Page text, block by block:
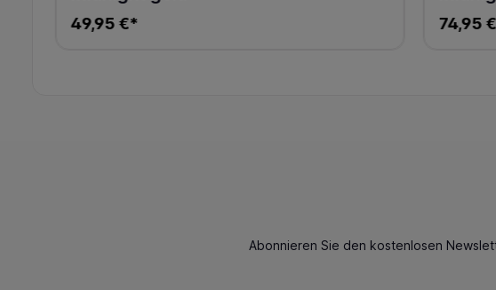
49,95 €* 74,95
Abonnieren Sie den kostenlosen